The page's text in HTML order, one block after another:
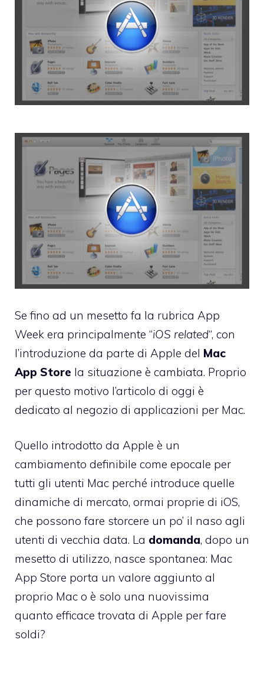
Se fino ad un mesetto fa la rubrica App
Week era principalmente “iOS related“, con
l’introduzione da parte di Apple del Mac
App Store la situazione è cambiata. Proprio
per questo motivo l’articolo di oggi è
dedicato al negozio di applicazioni per Mac.
Quello introdotto da Apple è un
cambiamento definibile come epocale per
tutti gli utenti Mac perché introduce quelle
dinamiche di mercato, ormai proprie di iOS,
che possono fare storcere un po’ il naso agli
utenti di vecchia data. La domanda, dopo un
mesetto di utilizzo, nasce spontanea: Mac
App Store porta un valore aggiunto al
proprio Mac o è solo una nuovissima
quanto efficace trovata di Apple per fare
soldi?